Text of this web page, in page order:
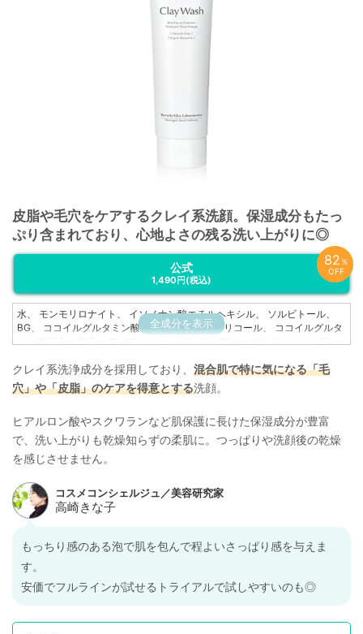
皮脂や毛穴をケアするクレイ系洗顔。保湿成分もたっ
ぷり含まれており、心地よさの残る洗い上がりに◎
公式
1,490円 (税込)
82 ％
OFF
全成分を表示
水、 モンモリロナイト、 イソノナン酸エチルヘキシル、 ソルビトール、
BG、 ココイルグルタミン酸Na、 ペンチレングリコール、 ココイルグルタ
ミン酸TEA、 尿素、 スクワラン、 ヒアルロン酸Na、 グリチルリチン酸
エキス、 カプリロイルグリシン、 エチルヘキシルグリセリン、 クオタニウ
ム-73、 EDTA-2Na、 フェノキシエタノール
クレイ系洗浄成分を採用しており、 混合肌で特に気になる「毛
穴」や「皮脂」のケアを得意とする洗顔。
ヒアルロン酸やスクワランなど肌保護に長けた保湿成分が豊富
で、洗い上がりも乾燥知らずの柔肌に。つっぱりや洗顔後の乾燥
を感じさせません。
もっちり感のある泡で肌を包んで程よいさっぱり感を与えま
す。
安価でフルラインが試せるトライアルで試しやすいのも◎